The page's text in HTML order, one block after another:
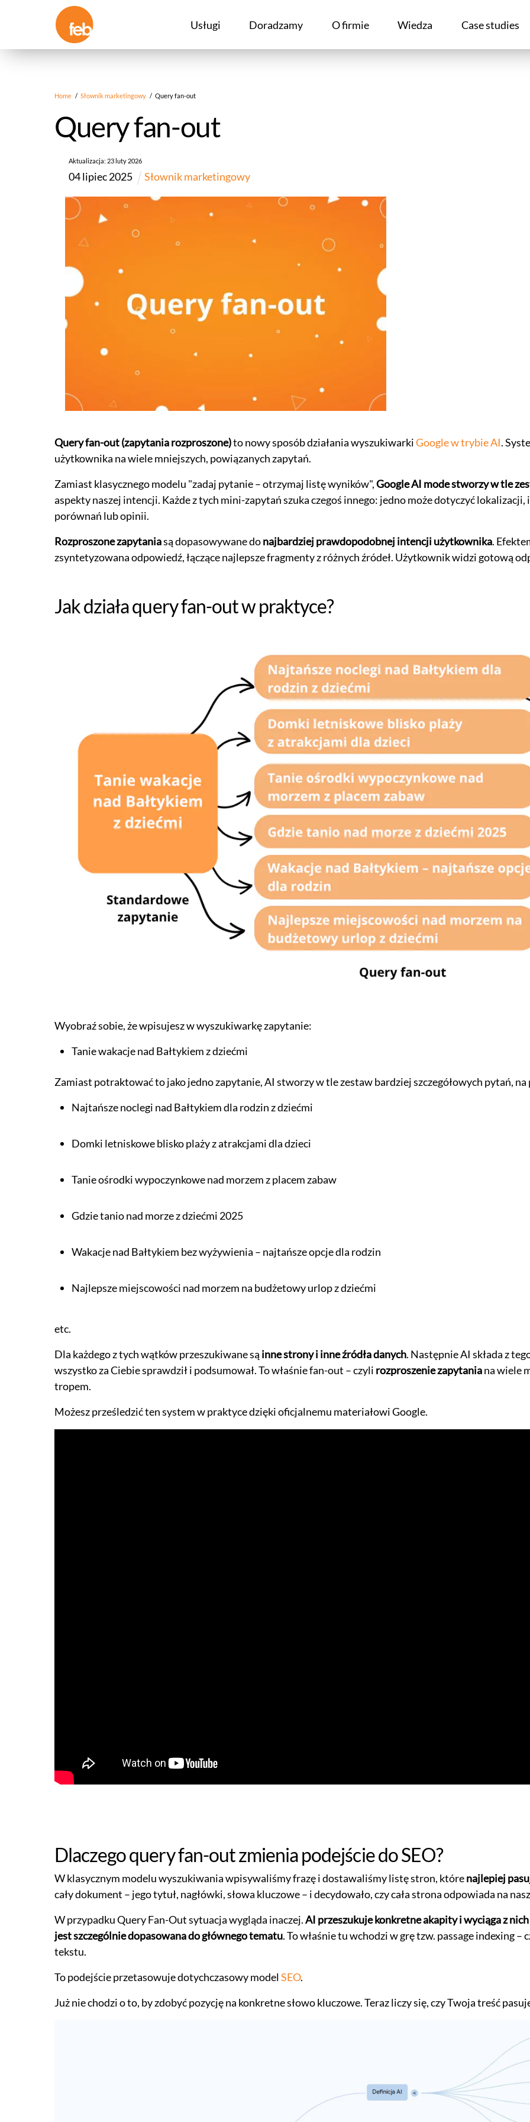
Usługi Doradzamy O firmie Wiedza Case studies
Home / Słownik marketingowy / Query fan-out
Query fan-out
Aktualizacja: 23luty 2026
04lipiec2025 Słownik marketingowy
Query fan-out (zapytania rozproszone)to nowy sposób działania wyszukiwarkiGoogle w trybie AI.
użytkownika na wiele mniejszych, powiązanych zapytań.
Zamiast klasycznego modelu "zadaj pytanie – otrzymaj listę wyników",Google AI mode stworzy w tle
aspekty naszej intencji. Każde z tych mini-zapytań szuka czegoś innego: jedno może dotyczyć
porównań lub opinii.
Rozproszone zapytaniasą dopasowywane donajbardziej prawdopodobnej intencji użytkownika.
zsyntetyzowana odpowiedź, łączące najlepsze fragmenty z różnych źródeł. Użytkownik widzi gotową
Jak działa query fan-out w praktyce?
Wyobraź sobie, że wpisujesz w wyszukiwarkę zapytanie:
Tanie wakacje nad Bałtykiem z dziećmi
Zamiast potraktować to jako jedno zapytanie, AI stworzy w tle zestaw bardziej szczegółowych pytań, na
Najtańsze noclegi nad Bałtykiem dla rodzin z dziećmi
Domki letniskowe blisko plaży z atrakcjami dla dzieci
Tanie ośrodki wypoczynkowe nad morzem z placem zabaw
Gdzie tanio nad morze z dziećmi 2025
Wakacje nad Bałtykiem bez wyżywienia – najtańsze opcje dla rodzin
Najlepsze miejscowości nad morzem na budżetowy urlop z dziećmi
etc.
Dla każdego z tych wątków przeszukiwane są inne strony i inne źródła danych. Następnie AI składa z
wszystko za Ciebie sprawdził i podsumował. To właśnie fan-out – czyli rozproszenie zapytaniana wiele
tropem.
Możesz prześledzić ten system w praktyce dzięki oficjalnemu materiałowi Google.
Dlaczego query fan-out zmienia podejście do SEO?
W klasycznym modelu wyszukiwania wpisywaliśmy frazę i dostawaliśmy listę stron, którenajlepiej
cały dokument – jego tytuł, nagłówki, słowa kluczowe – i decydowało, czy cała strona odpowiada na
W przypadku Query Fan-Out sytuacja wygląda inaczej.AI przeszukuje konkretne akapity i wyciąga z
jest szczególnie dopasowana do głównego tematu. To właśnie tu wchodzi w grę tzw. passage indexing
tekstu.
To podejście przetasowuje dotychczasowy modelSEO.
Już nie chodzi o to, by zdobyć pozycję na konkretne słowo kluczowe. Teraz liczy się, czy Twoja treść